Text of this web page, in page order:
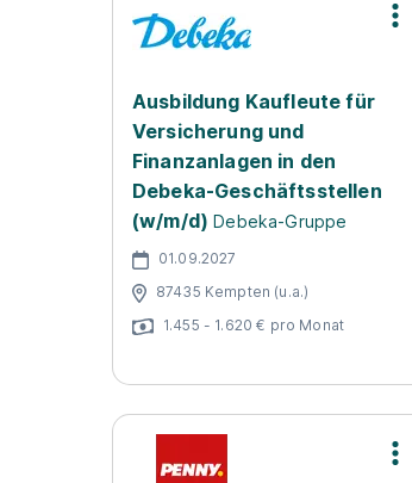
Ausbildung Kaufleute für
Versicherung und
Finanzanlagen in den
Debeka-Geschäftsstellen
(w/m/d)Debeka-Gruppe
01.09.2027
87435 Kempten (u.a.)
1.455 - 1.620 € pro Monat